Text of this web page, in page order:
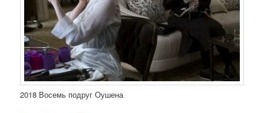
2018 Восемь подруг Оушена